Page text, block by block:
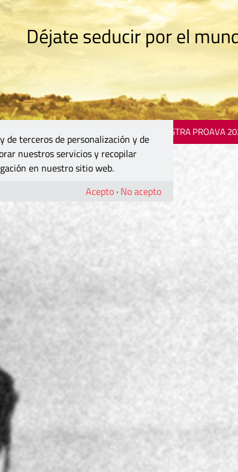
Déjate seducir por el
MOSTRA PROAVA
de terceros de personalización y de
nuestros servicios y recopilar
en nuestro sitio web.
Acepto · No acepto